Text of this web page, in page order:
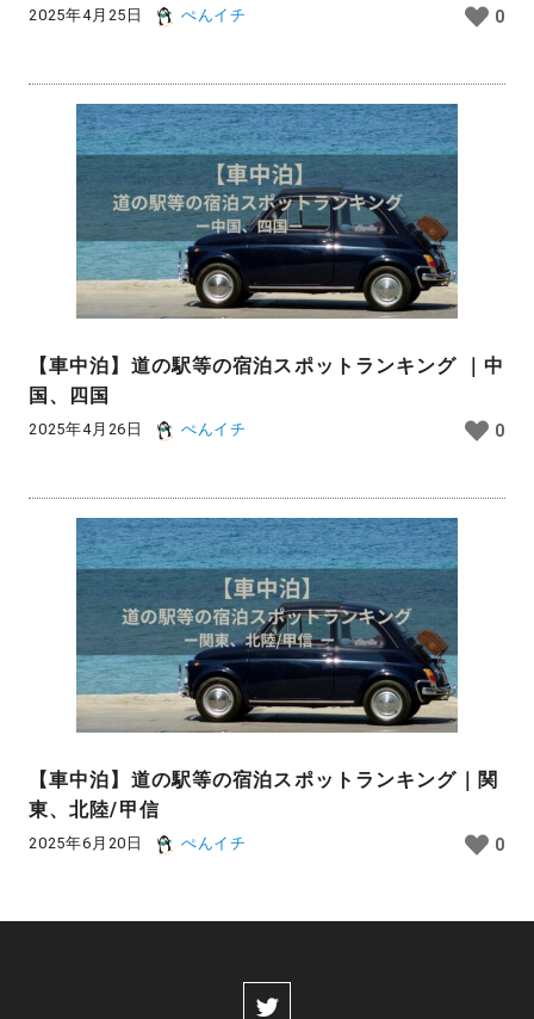
2025年4月25日 ぺんイチ 0
【車中泊】道の駅等の宿泊スポットランキング ｜中
国、四国
2025年4月26日 ぺんイチ 0
【車中泊】道の駅等の宿泊スポットランキング｜関
東、北陸/甲信
2025年6月20日 ぺんイチ 0